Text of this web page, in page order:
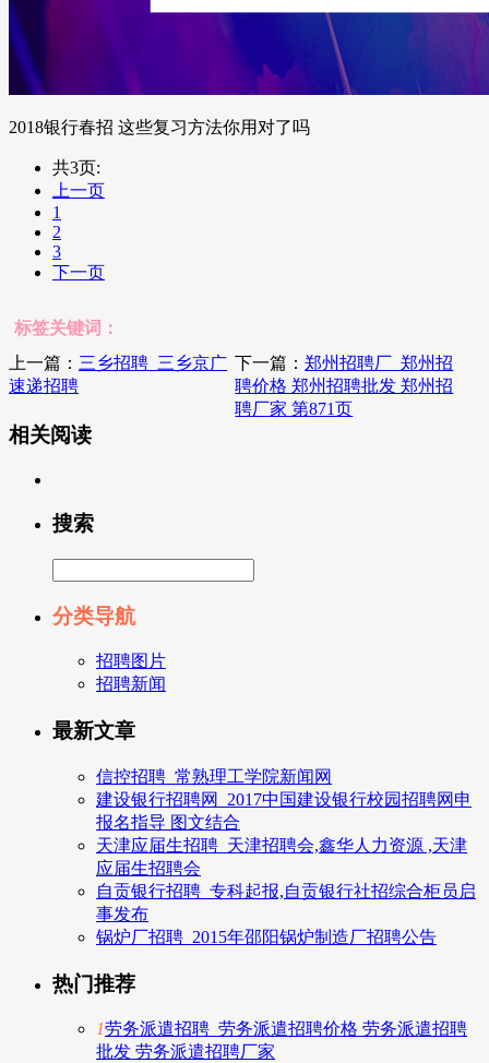
2018银行春招 这些复习方法你用对了吗
共3页:
上一页
1
2
3
下一页
标签关键词：
上一篇： 三乡招聘_三乡京广
速递招聘
下一篇：郑州招聘厂_郑州招
聘价格 郑州招聘批发 郑州招
聘厂家 第871页
相关阅读
搜索
分类导航
招聘图片
招聘新闻
最新文章
信控招聘_常熟理工学院新闻网
建设银行招聘网_2017中国建设银行校园招聘网申
报名指导 图文结合
天津应届生招聘_天津招聘会,鑫华人力资源 ,天津
应届生招聘会
自贡银行招聘_专科起报,自贡银行社招综合柜员启
事发布
锅炉厂招聘_2015年邵阳锅炉制造厂招聘公告
热门推荐
1劳务派遣招聘_劳务派遣招聘价格 劳务派遣招聘
批发 劳务派遣招聘厂家